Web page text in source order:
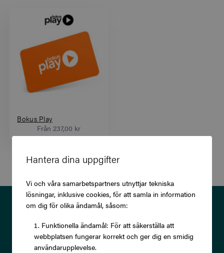
Hantera dina uppgifter
Vi och våra samarbetspartners utnyttjar tekniska
lösningar, inklusive cookies, för att samla in information
om dig för olika ändamål, såsom:
Funktionella ändamål: För att säkerställa att
webbplatsen fungerar korrekt och ger dig en smidig
användarupplevelse.
Bokus Play
Från 237,00 kr
Prenumerera på vårt nyhetsbrev
och ta del av exklusiva
erbjudanden och rabatter!